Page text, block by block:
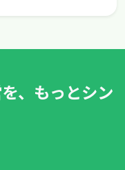
、もっとシン